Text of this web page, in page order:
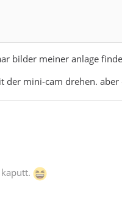
bilder meiner anlage
der mini-cam drehen.